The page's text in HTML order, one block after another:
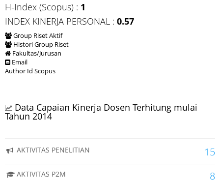
H-Index (Scopus) : 1
INDEX KINERJA PERSONAL : 0.57
Group Riset Aktif
Histori Group Riset
Fakultas/Jurusan
Email
Author Id Scopus
Data Capaian Kinerja Dosen Terhitung mulai
Tahun 2014
AKTIVITAS PENELITIAN 15
AKTIVITAS P2M 8